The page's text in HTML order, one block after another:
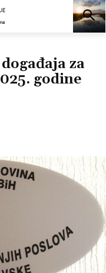
za
godine